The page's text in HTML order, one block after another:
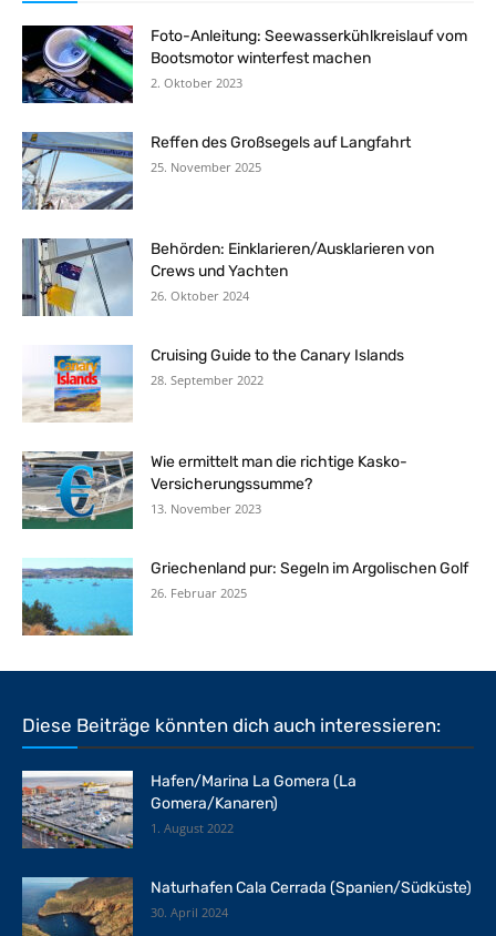
Foto-Anleitung: Seewasserkühlkreislauf vom
Bootsmotor winterfest machen
2. Oktober 2023
Reffen des Großsegels auf Langfahrt
25. November 2025
Behörden: Einklarieren/Ausklarieren von
Crews und Yachten
26. Oktober 2024
Cruising Guide to the Canary Islands
28. September 2022
Wie ermittelt man die richtige Kasko-
Versicherungssumme?
13. November 2023
Griechenland pur: Segeln im Argolischen Golf
26. Februar 2025
Diese Beiträge könnten dich auch interessieren:
Hafen/Marina La Gomera (La
Gomera/Kanaren)
1. August 2022
Naturhafen Cala Cerrada (Spanien/Südküste)
30. April 2024